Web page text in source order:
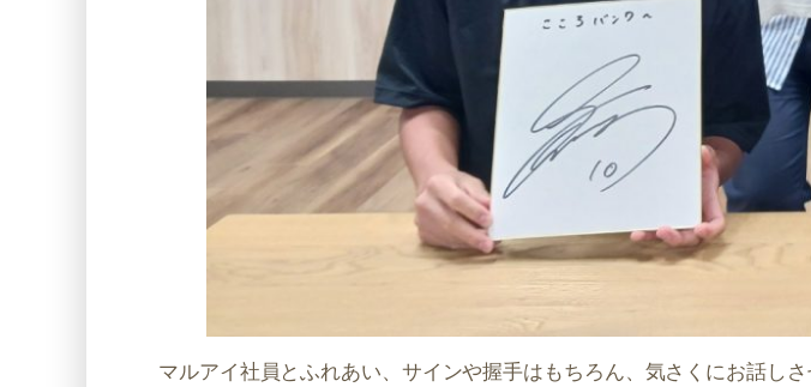
マルアイ社員とふれあい、サインや握手はもちろん、気さくにお話し